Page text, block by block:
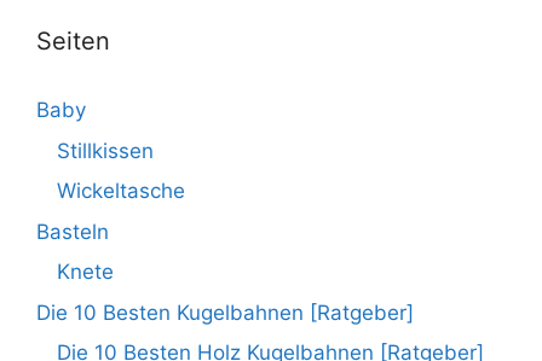
Seiten
Baby
Stillkissen
Wickeltasche
Basteln
Knete
Die 10 Besten Kugelbahnen [Ratgeber]
Die 10 Besten Holz Kugelbahnen [Ratgeber]